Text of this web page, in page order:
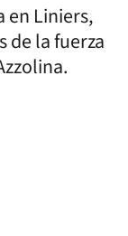
en Liniers,
de la fuerza